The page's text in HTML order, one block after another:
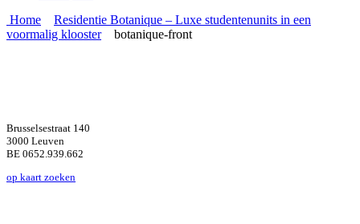
Home
Residentie Botanique – Luxe studentenunits in een
voormalig klooster
botanique-front
Brusselsestraat 140
3000 Leuven
BE 0652.939.662
op kaart zoeken